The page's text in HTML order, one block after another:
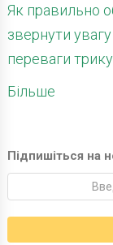
Як правильно
звернути
переваги
Більше
Підпишіться на